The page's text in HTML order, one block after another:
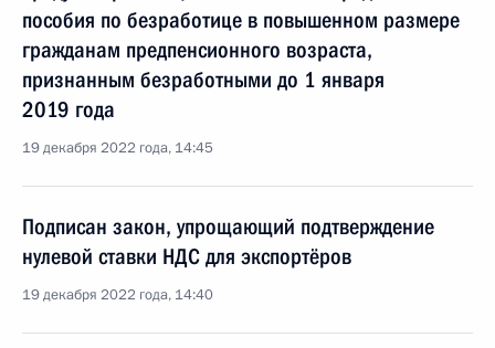
пособия по безработице в повышенном размере
гражданам предпенсионного возраста,
признанным безработными до 1 января
2019 года
19 декабря 2022 года, 14:45
Подписан закон, упрощающий подтверждение
нулевой ставки НДС для экспортёров
19 декабря 2022 года, 14:40